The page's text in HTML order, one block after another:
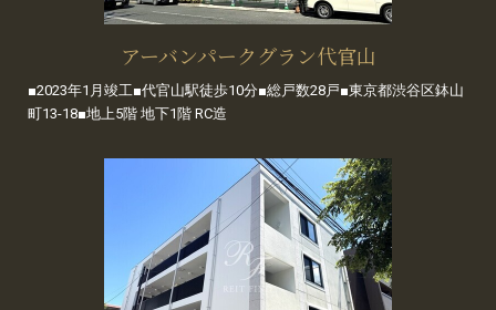
アーバンパークグラン代官山
■2023年1月竣工■代官山駅徒歩10分■総戸数28戸■東京都渋谷区鉢山
町13-18■地上5階 地下1階 RC造